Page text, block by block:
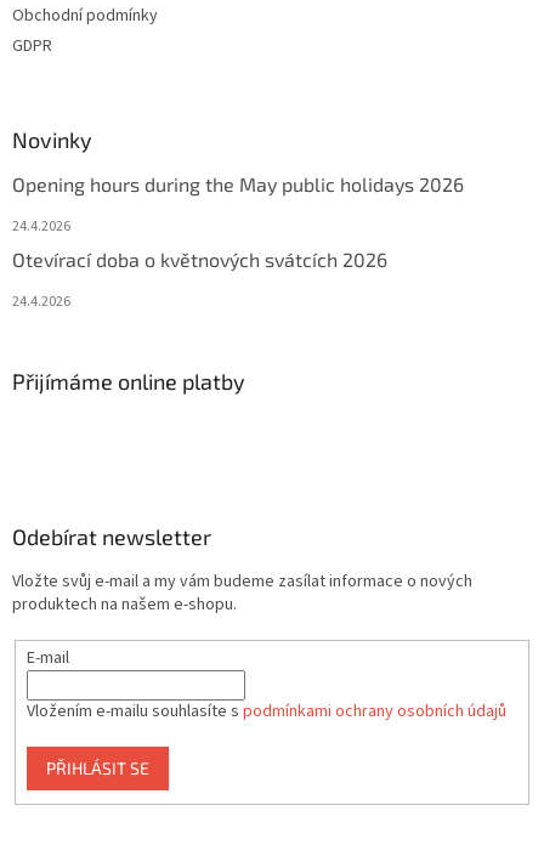
Obchodní podmínky
GDPR
Novinky
Opening hours during the May public holidays 2026
24.4.2026
Otevírací doba o květnových svátcích 2026
24.4.2026
Přijímáme online platby
Odebírat newsletter
Vložte svůj e-mail a my vám budeme zasílat informace o nových
produktech na našem e-shopu.
E-mail
Vložením e-mailu souhlasíte s podmínkami ochrany osobních údajů
PŘIHLÁSIT SE